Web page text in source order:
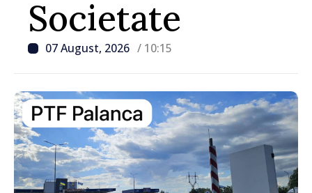
Societate
07 August, 2026 / 10:15